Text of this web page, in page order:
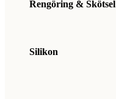
Rengöring & Skötsel
Silikon